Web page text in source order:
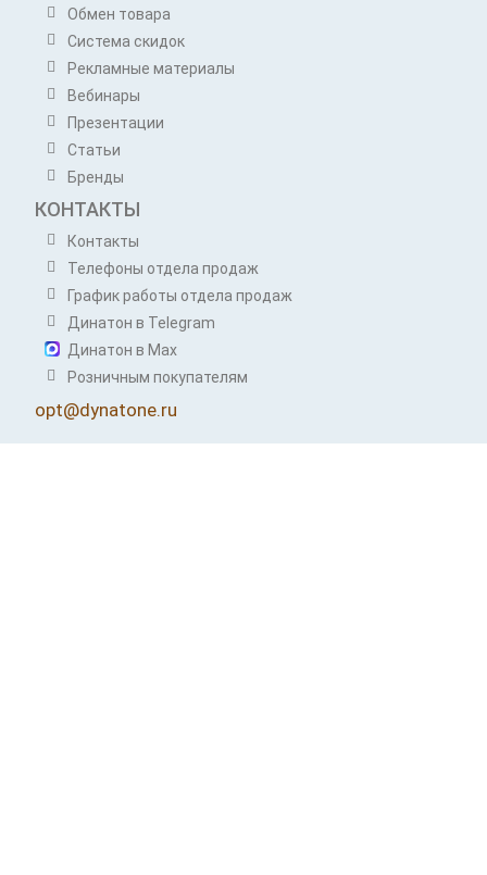
Обмен товара
Система скидок
Рекламные материалы
Вебинары
Презентации
Статьи
Бренды
КОНТАКТЫ
Контакты
Телефоны отдела продаж
График работы отдела продаж
Динатон в Telegram
Динатон в Max
Розничным покупателям
opt@dynatone.ru